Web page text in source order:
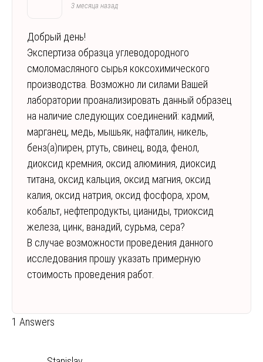
3 месяца назад
Добрый день!
Экспертиза образца углеводородного
смоломасляного сырья коксохимического
производства. Возможно ли силами Вашей
лаборатории проанализировать данный образец
на наличие следующих соединений: кадмий,
марганец, медь, мышьяк, нафталин, никель,
бенз(а)пирен, ртуть, свинец, вода, фенол,
диоксид кремния, оксид алюминия, диоксид
титана, оксид кальция, оксид магния, оксид
калия, оксид натрия, оксид фосфора, хром,
кобальт, нефтепродукты, цианиды, триоксид
железа, цинк, ванадий, сурьма, сера?
В случае возможности проведения данного
исследования прошу указать примерную
стоимость проведения работ.
1 Answers